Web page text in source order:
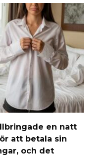
en natt
att betala sin
och det